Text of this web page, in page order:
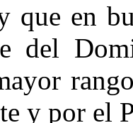
que en
del
y por el